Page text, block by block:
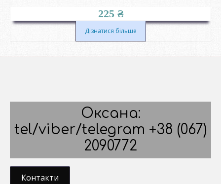
225 ₴
Дізнатися більше
Оксана:
tel/viber/telegram +38 (067)
2090772
Контакти